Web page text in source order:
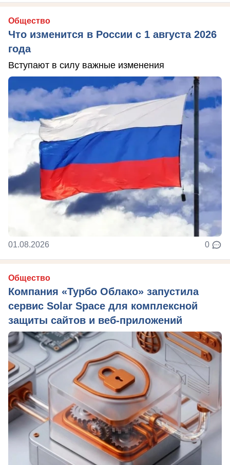
Общество
Что изменится в России с 1 августа 2026
года
Вступают в силу важные изменения
01.08.2026 0
Общество
Компания «Турбо Облако» запустила
сервис Solar Space для комплексной
защиты сайтов и веб-приложений